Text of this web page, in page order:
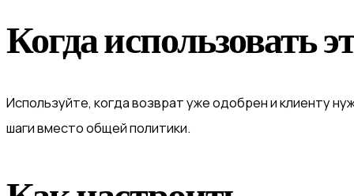
Когда использовать
Используйте, когда возврат уже одобрен и клиенту
шаги вместо общей политики.